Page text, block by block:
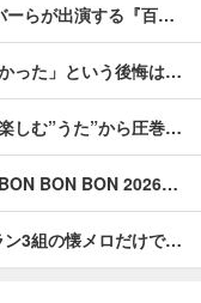
ーらが出演する『百…
った」という後悔は…
しむ”うた”から圧巻…
BON BON 2026…
ン3組の懐メロだけで…